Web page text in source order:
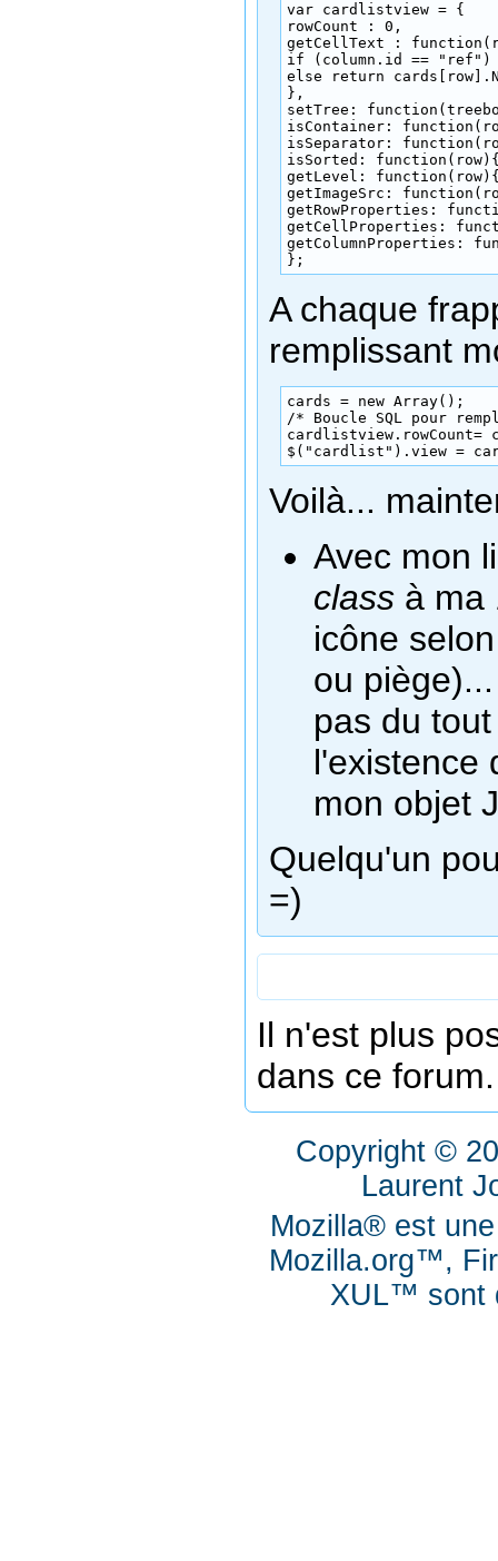
var cardlistview = {
rowCount : 0,
getCellText :
if (column.id == "ref")
else return
},
setTree:
isContainer:
isSeparator:
isSorted:
getLevel:
getImageSrc:
getRowProperties:
getCellProperties:
getColumnProperties:
};
A chaque
remplissant
cards = new Array();
/* Boucle SQL pour
cardlistview.rowCount=
$("cardlist").view =
Voilà...
Avec mon
class à ma
icône
ou
pas du
l'existence
mon objet
Quelqu'un
=)
Il n'est plus
dans ce forum.
Copyright ©
Laurent
Mozilla® est
Mozilla.org™,
XUL™ sont